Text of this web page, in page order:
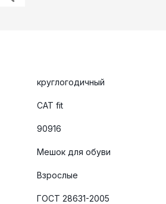
круглогодичный
CAT fit
90916
Мешок для обуви
Взрослые
ГОСТ 28631-2005